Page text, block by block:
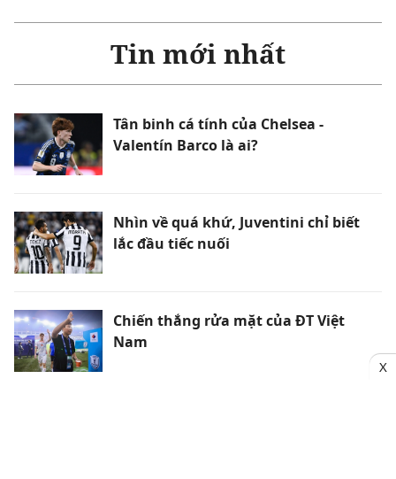
Tin mới nhất
Tân binh cá tính của Chelsea -
Valentín Barco là ai?
Nhìn về quá khứ, Juventini chỉ biết
lắc đầu tiếc nuối
Chiến thắng rửa mặt của ĐT Việt
Nam
X